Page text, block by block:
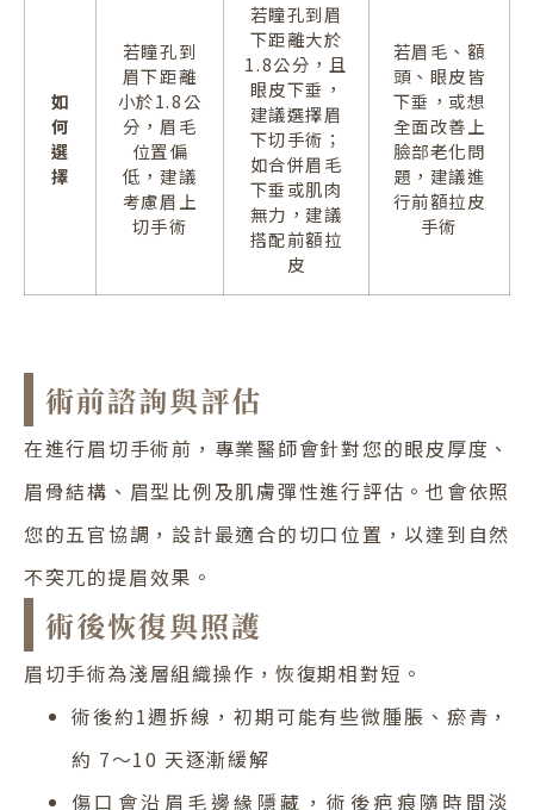
如
何
選
擇
若瞳孔到
眉下距離
小於1.8公
分，眉毛
位置偏
低，建議
考慮眉上
切手術
若瞳孔到眉
下距離大於
1.8公分，且
眼皮下垂，
建議選擇眉
下切手術；
如合併眉毛
下垂或肌肉
無力，建議
搭配前額拉
皮
若眉毛、額
頭、眼皮皆
下垂，或想
全面改善上
臉部老化問
題，建議進
行前額拉皮
手術
術前諮詢與評估
在進行眉切手術前，專業醫師會針對您的眼皮厚度、
眉骨結構、眉型比例及肌膚彈性進行評估。也會依照
您的五官協調，設計最適合的切口位置，以達到自然
不突兀的提眉效果。
術後恢復與照護
眉切手術為淺層組織操作，恢復期相對短。
術後約1週拆線，初期可能有些微腫脹、瘀青，
約 7～10 天逐漸緩解
傷口會沿眉毛邊緣隱藏，術後疤痕隨時間淡